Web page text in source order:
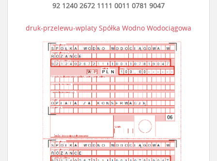
92 1240 2672 1111 0011 0781 9047
druk-przelewu-wplaty Spółka Wodno Wodociągowa